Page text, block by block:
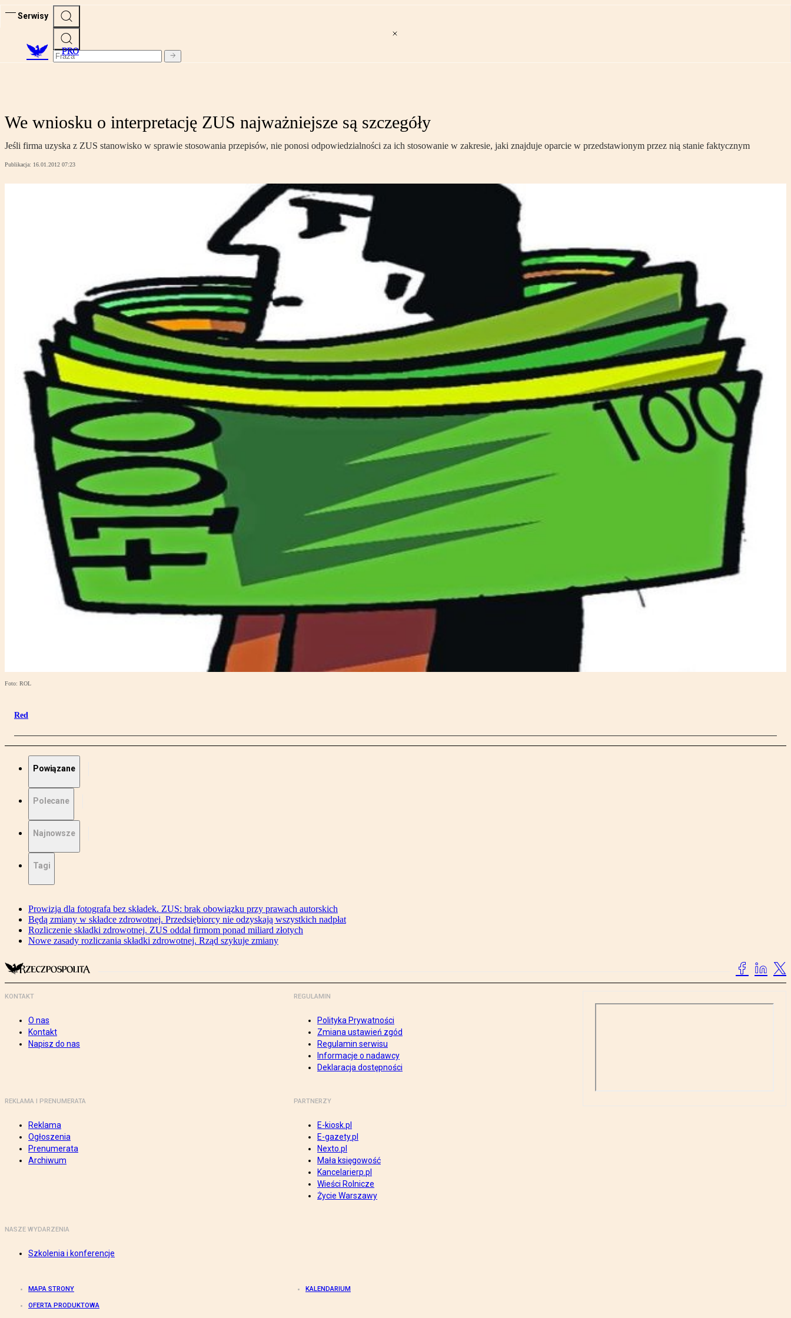
Serwisy
PRO
We wniosku o interpretację ZUS najważniejsze są szczegóły
Jeśli firma uzyska z ZUS stanowisko w sprawie stosowania przepisów, nie ponosi odpowiedzialności za ich stosowanie w zakresie, jaki znajduje oparcie w przedstawionym przez nią stanie faktycznym
Publikacja: 16.01.2012 07:23
Foto: ROL
Red
Powiązane
Polecane
Najnowsze
Tagi
Prowizja dla fotografa bez składek. ZUS: brak obowiązku przy prawach autorskich
Będą zmiany w składce zdrowotnej. Przedsiębiorcy nie odzyskają wszystkich nadpłat
Rozliczenie składki zdrowotnej. ZUS oddał firmom ponad miliard złotych
Nowe zasady rozliczania składki zdrowotnej. Rząd szykuje zmiany
KONTAKT
O nas
Kontakt
Napisz do nas
REGULAMIN
Polityka Prywatności
Zmiana ustawień zgód
Regulamin serwisu
Informacje o nadawcy
Deklaracja dostępności
REKLAMA I PRENUMERATA
Reklama
Ogłoszenia
Prenumerata
Archiwum
PARTNERZY
E-kiosk.pl
E-gazety.pl
Nexto.pl
Mała księgowość
Kancelarierp.pl
Wieści Rolnicze
Życie Warszawy
NASZE WYDARZENIA
Szkolenia i konferencje
MAPA STRONY KALENDARIUM
OFERTA PRODUKTOWA